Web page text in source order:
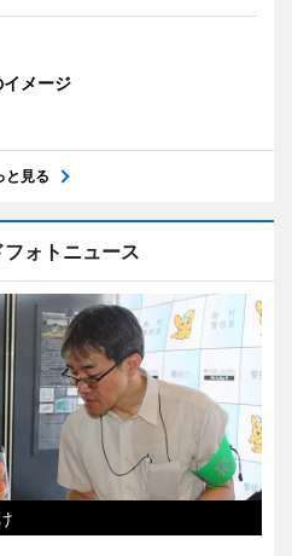
イメージ
と見る
フォトニュース